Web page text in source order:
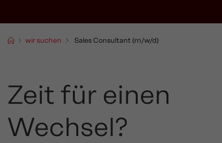
wir suchen Sales Consultant (m/w/d)
Zeit für einen
Wechsel?